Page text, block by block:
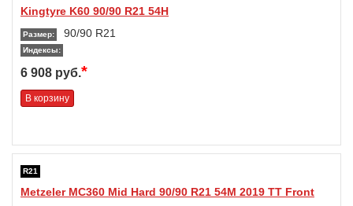
Kingtyre K60 90/90 R21 54H
Размер: 90/90 R21
Индексы:
6 908 руб.*
В корзину
R21
Metzeler MC360 Mid Hard 90/90 R21 54M 2019 TT Front